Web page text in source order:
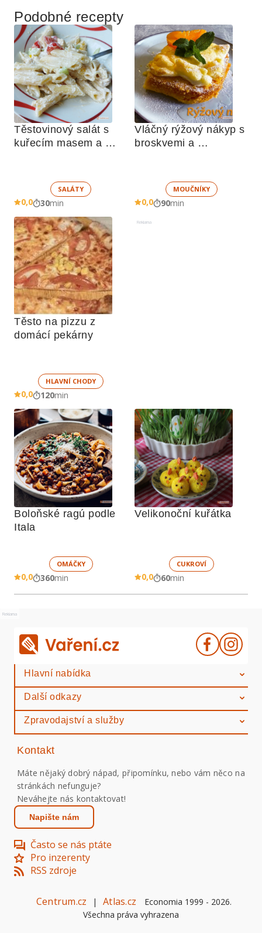
Podobné recepty
Těstovinový salát s
kuřecím masem a
SALÁTY
0,0 30min
Vláčný rýžový nákyp s
broskvemi a
MOUČNÍKY
0,0 90min
Těsto na pizzu z
domácí pekárny
HLAVNÍ CHODY
0,0 120min
Reklama
Boloňské ragú podle
Itala
OMÁČKY
0,0 360min
Velikonoční kuřátka
CUKROVÍ
0,0 60min
Reklama
Hlavní nabídka
Další odkazy
Zpravodajství a služby
Kontakt
Máte nějaký dobrý nápad, připomínku, nebo vám něco na
stránkách nefunguje?
Neváhejte nás kontaktovat!
Napište nám
Často se nás ptáte
Pro inzerenty
RSS zdroje
Centrum.cz | Atlas.cz Economia 1999 - 2026.
Všechna práva vyhrazena